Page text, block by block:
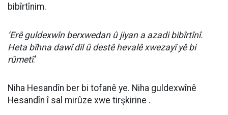
bibîrtînim.
‘Erê guldexwîn berxwedan û jiyan a azadi bibîrtînî.
Heta bîhna dawî dil û destê hevalê xwezayî yê bi
rûmetî.’
Niha Hesandîn ber bi tofanê ye. Niha guldexwînê
Hesandîn î sal mirûze xwe tirşkirine .